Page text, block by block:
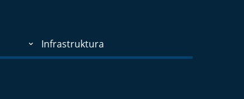
Infrastruktura